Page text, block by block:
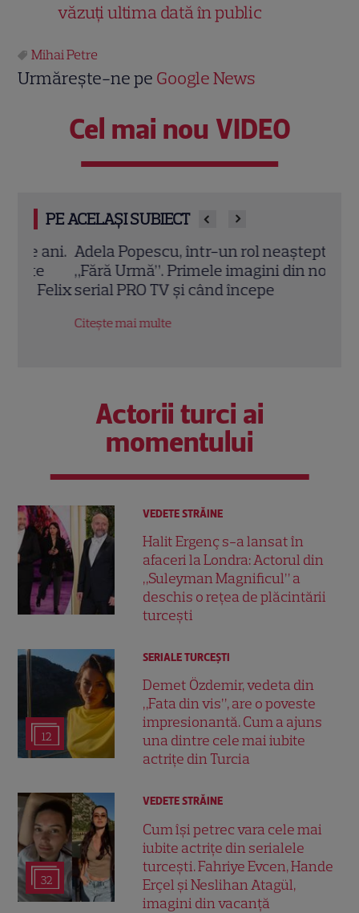
văzuți ultima dată în public
Mihai Petre
Urmărește-ne pe Google News
Cel mai nou VIDEO
PE ACELAȘI SUBIECT
Adela Popescu, într-un rol neașteptat în
„Fără Urmă”. Primele imagini din noul
serial PRO TV și când începe
Citește mai multe
Actorii turci ai
momentului
VEDETE STRĂINE
Halit Ergenç s-a lansat în
afaceri la Londra: Actorul din
„Suleyman Magnificul” a
deschis o rețea de plăcintării
turcești
12
SERIALE TURCEŞTI
Demet Özdemir, vedeta din
„Fata din vis”, are o poveste
impresionantă. Cum a ajuns
una dintre cele mai iubite
actrițe din Turcia
32
VEDETE STRĂINE
Cum își petrec vara cele mai
iubite actrițe din serialele
turcești. Fahriye Evcen, Hande
Erçel și Neslihan Atagül,
imagini din vacanță